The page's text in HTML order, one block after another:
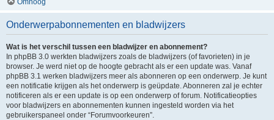
Omhoog
Onderwerpabonnementen en bladwijzers
Wat is het verschil tussen een bladwijzer en abonnement?
In phpBB 3.0 werkten bladwijzers zoals de bladwijzers (of favorieten) in je
browser. Je werd niet op de hoogte gebracht als er een update was. Vanaf
phpBB 3.1 werken bladwijzers meer als abonneren op een onderwerp. Je kunt
een notificatie krijgen als het onderwerp is geüpdate. Abonneren zal je echter
notificeren als er een update is op een onderwerp of forum. Notificatieopties
voor bladwijzers en abonnementen kunnen ingesteld worden via het
gebruikerspaneel onder “Forumvoorkeuren”.